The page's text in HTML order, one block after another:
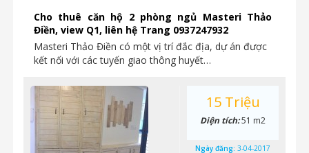
Cho thuê căn hộ 2 phòng ngủ Masteri Thảo
Điền, view Q1, liên hệ Trang 0937247932
Masteri Thảo Điền có một vị trí đắc địa, dự án được
kết nối với các tuyến giao thông huyết…
15 Triệu
Diện tích:51 m2
Ngày đăng: 3-04-2017